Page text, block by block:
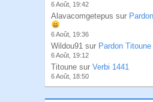
6 Août, 19:42
Alavacomgetepus sur
6 Août, 19:36
Wildou91 sur Pardon Titoune
6 Août, 19:12
Titoune sur Verbi 1441
6 Août, 18:50